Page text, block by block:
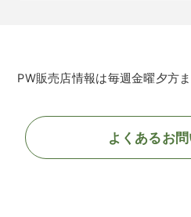
PW販売店情報は毎週金曜夕方
よくあるお